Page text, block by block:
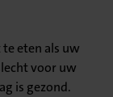
eten als uw
voor uw
is gezond.